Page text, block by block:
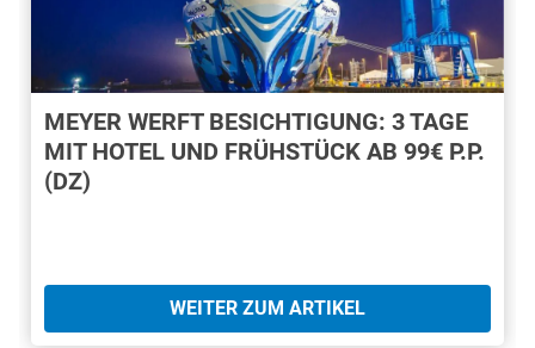
MEYER WERFT BESICHTIGUNG: 3 TAGE
MIT HOTEL UND FRÜHSTÜCK AB 99€ P.P.
(DZ)
WEITER ZUM ARTIKEL